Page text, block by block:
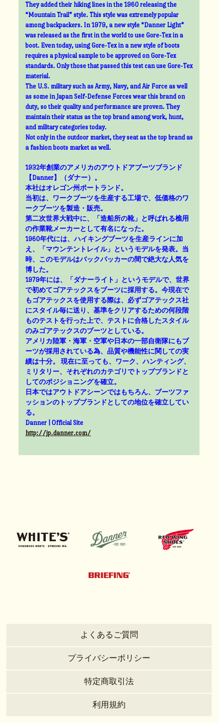
They added their hiking lines in the 1960 releasing the
“Mountain Trail” style. This style was extremely popular
among backpackers. In 1979, a new style “Danner Light”
was released as the first in the world to use Gore-Tex in a
boot. Even today, using Gore-Tex in a new style of boots
requires a physical sample to be approved on Gore-Tex
standards. Only those that passed this test can use Gore-Tex
material.
The U.S. military such as Army, Navy, and Air Force as well
as some in Japan Self-Defense Forces wear this brand on
duty, so their quality and performance are proven. They
maintain their status as the top brand among work, hunt,
and military categories today.
Not only in the outdoor market, they seat as the top brand as
a fashion boots market as well.
1932年創業のアメリカのアウトドアブーツブランド
【Danner】（ダナー）。
本社はオレゴン州ポートランド。
当初は、ワークブーツを生産する工場で、低価格のワ
ークブーツを製造・販売。
第二次世界大戦中に、「造船所の靴」と呼ばれる樵用
の作業靴メーカーとして有名になった。
1960年代には、ハイキングブーツを生産ラインに加
え、「マウンテントレイル」というモデルを発表。当
時、このモデルはバックパッカーの間で絶大な人気を
博した。
1979年には、「ダナーライト」というモデルで、世界
で初めてゴアテックスをブーツに採用する。今現在で
もゴアテックスを使用する際は、必ずゴアテックス社
にスタイル毎に送り、基準をクリアするための何段階
ものテストを行った上で、テストに合格したスタイル
のみゴアテックスのブーツとしている。
アメリカ陸軍・海軍・空軍や日本の一部自衛隊にもブ
ーツが採用されている為、品質や機能性に関しての実
績は十分。 現在に至っても、ワーク、ハンティング、
ミリタリー、それぞれのカテゴリでトップブランドと
してのポジショニングを確立。
日本ではアウトドアシーンではもちろん、ブーツファ
ッションのトップブランドとしての地位を確立してい
る。
Danner | Official Site
http://jp.danner.com/
よくあるご質問
プライバシーポリシー
特定商取引法
利用規約